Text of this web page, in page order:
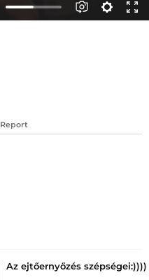
Report
Az ejtőernyőzés szépségei:))))